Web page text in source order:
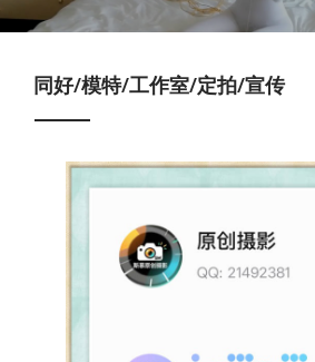
同好/模特/工作室/定拍/宣传